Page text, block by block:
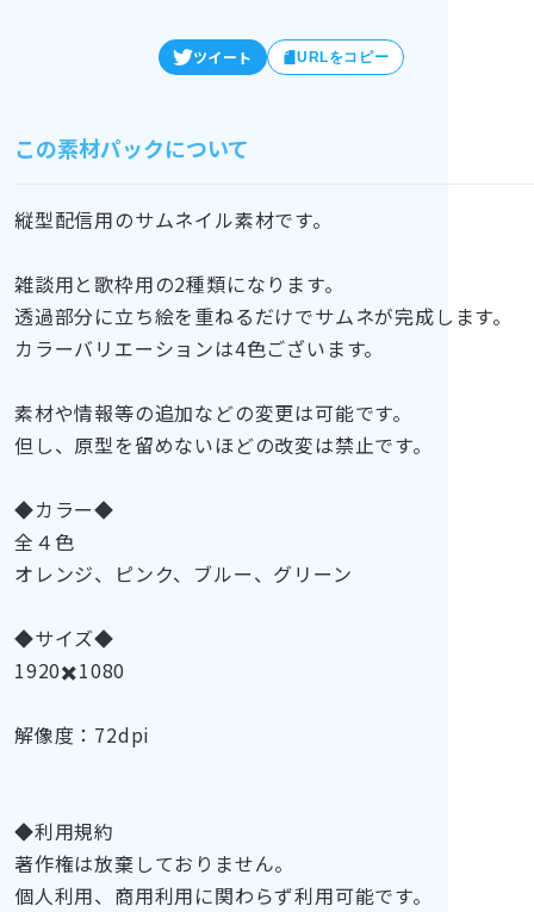
ツイート URLをコピー
この素材パックについて
縦型配信用のサムネイル素材です。
雑談用と歌枠用の2種類になります。
透過部分に立ち絵を重ねるだけでサムネが完成します。
カラーバリエーションは4色ございます。
素材や情報等の追加などの変更は可能です。
但し、原型を留めないほどの改変は禁止です。
◆カラー◆
全４色
オレンジ、ピンク、ブルー、グリーン
◆サイズ◆
1920✖️1080
解像度：72dpi
◆利用規約
著作権は放棄しておりません。
個人利用、商用利用に関わらず利用可能です。